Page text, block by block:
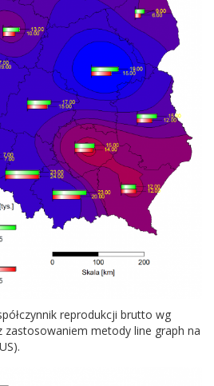
repro­dukcji brutto wg
metody line graph na
).